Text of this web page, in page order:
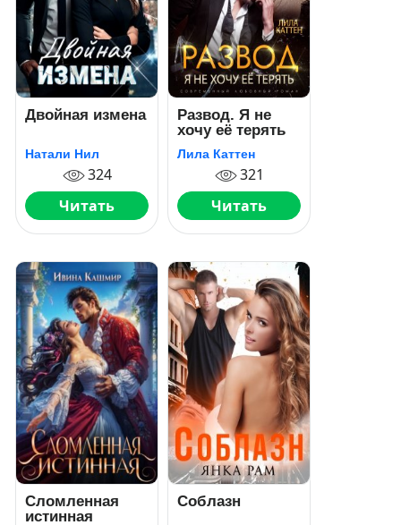
Двойная измена
Натали Нил
324
Читать
Развод. Я не
хочу её терять
Лила Каттен
321
Читать
Сломленная
истинная
Соблазн